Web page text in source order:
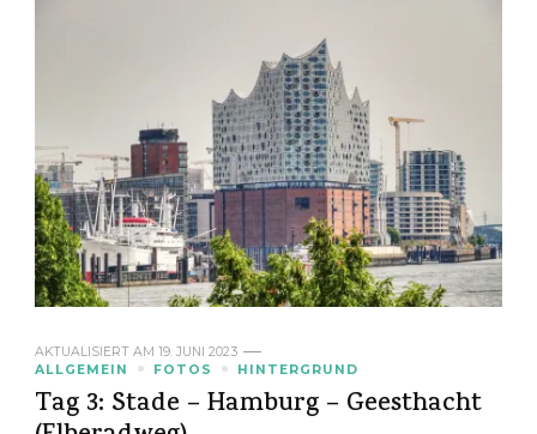
AKTUALISIERT AM 19. JUNI 2023
ALLGEMEIN
FOTOS HINTERGRUND
Tag 3: Stade – Hamburg – Geesthacht